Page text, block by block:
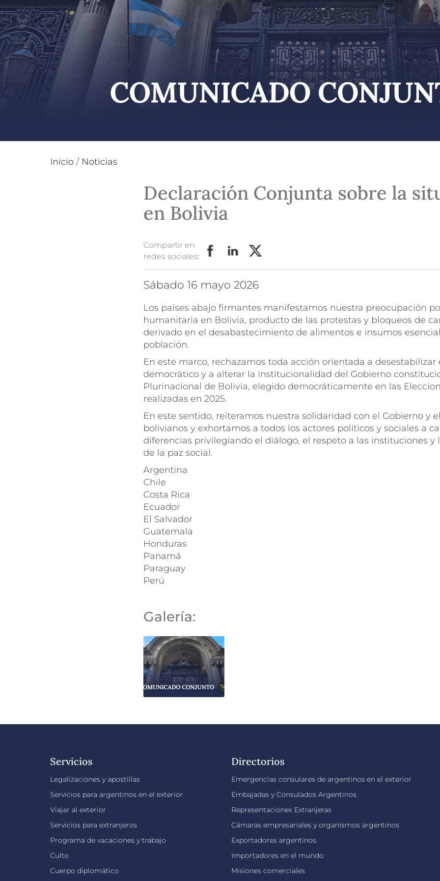
Inicio / Noticias
Declaración Conjunta sobre la
en Bolivia
Compartir en
redes sociales:
sábado 16 mayo 2026
Los países abajo firmantes manifestamos nuestra preocupación
humanitaria en Bolivia, producto de las protestas y bloqueos de
derivado en el desabastecimiento de alimentos e insumos
población.
En este marco, rechazamos toda acción orientada a desestabilizar
democrático y a alterar la institucionalidad del Gobierno
Plurinacional de Bolivia, elegido democráticamente en las
realizadas en 2025.
En este sentido, reiteramos nuestra solidaridad con el Gobierno y
bolivianos y exhortamos a todos los actores políticos y sociales a
diferencias privilegiando el diálogo, el respeto a las instituciones y
de la paz social.
Argentina
Chile
Costa Rica
Ecuador
El Salvador
Guatemala
Honduras
Panamá
Paraguay
Perú
Galería:
Servicios
Legalizaciones y apostillas
Servicios para argentinos en el exterior
Viajar al exterior
Servicios para extranjeros
Programa de vacaciones y trabajo
Culto
Cuerpo diplomático
Directorios
Emergencias consulares de argentinos en el exterior
Embajadas y Consulados Argentinos
Representaciones Extranjeras
Cámaras empresariales y organismos argentinos
Exportadores argentinos
Importadores en el mundo
Misiones comerciales